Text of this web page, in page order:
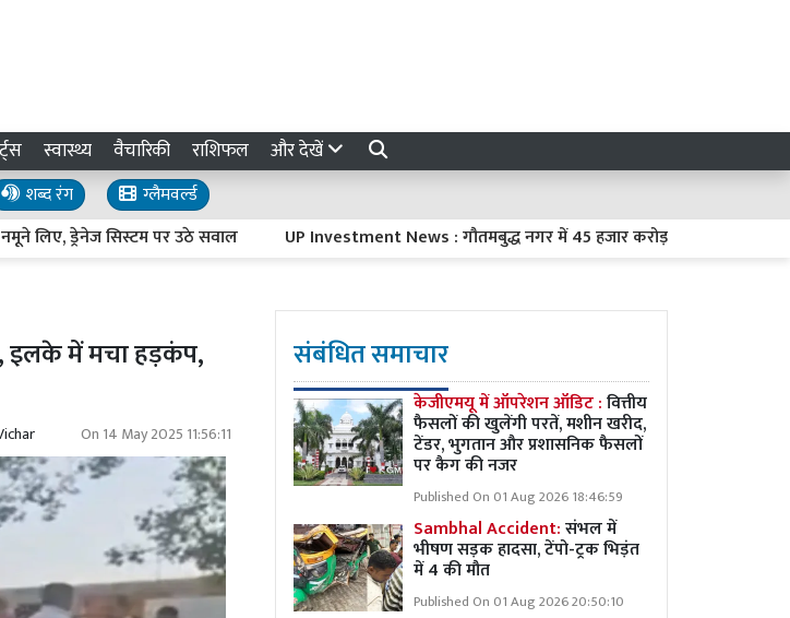
स्वास्थ्य वैचारिकी राशिफल और देखें
शब्द रंग
ग्लैमवर्ल्ड
ड्रेनेज सिस्टम पर उठे सवाल UP Investment News : गौतमबुद्ध नगर में 45 हजार करोड़ रुपये का निवेश करेंगी
इलके में मचा हड़कंप,
On 14 May 2025 11:56:11
संबंधित समाचार
केजीएमयू में ऑपरेशन ऑडिट :वित्तीय
फैसलों की खुलेंगी परतें, मशीन खरीद,
टेंडर, भुगतान और प्रशासनिक फैसलों
पर कैग की नजर
Published On 01 Aug 2026 18:46:59
Sambhal Accident:संभल में
भीषण सड़क हादसा, टेंपो-ट्रक भिड़ंत
में 4 की मौत
Published On 01 Aug 2026 20:50:10